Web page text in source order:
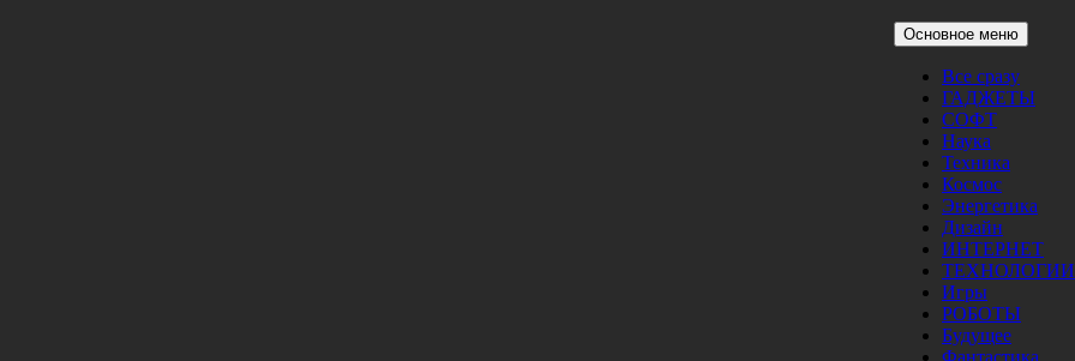
Основное меню
Все сразу
ГАДЖЕТЫ
СОФТ
Наука
Техника
Космос
Энергетика
Дизайн
ИНТЕРНЕТ
ТЕХНОЛОГИИ
Игры
РОБОТЫ
Будущее
Фантастика